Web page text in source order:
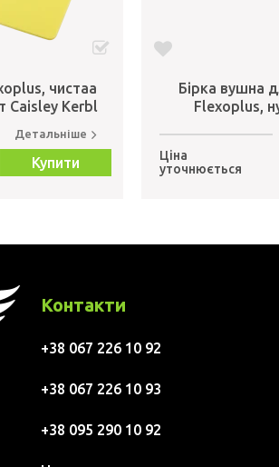
чистаа
Caisley Kerbl
Детальніше
Купити
Бірка вушна
Flexoplus,
Ціна
уточнюється
Контакти
+38 067 226 10 92
+38 067 226 10 93
+38 095 290 10 92